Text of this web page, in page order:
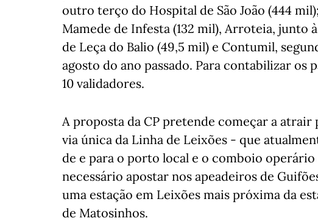
outro terço do Hospital de São João (444
Mamede de Infesta (132 mil), Arroteia, junto
de Leça do Balio (49,5 mil) e Contumil,
agosto do ano passado. Para contabilizar os
10 validadores.
A proposta da CP pretende começar a
via única da Linha de Leixões - que
de e para o porto local e o comboio operário
necessário apostar nos apeadeiros de
uma estação em Leixões mais próxima da
de Matosinhos.